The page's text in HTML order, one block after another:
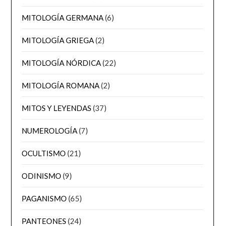
MITOLOGÍA GERMANA(6)
MITOLOGÍA GRIEGA(2)
MITOLOGÍA NÓRDICA(22)
MITOLOGÍA ROMANA(2)
MITOS Y LEYENDAS (37)
NUMEROLOGÍA(7)
OCULTISMO (21)
ODINISMO (9)
PAGANISMO (65)
PANTEONES (24)